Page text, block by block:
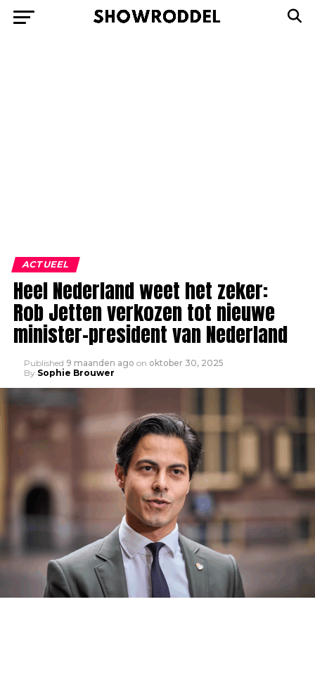
ACTUEEL
Heel Nederland weet het zeker:
Rob Jetten verkozen tot nieuwe
minister-president van Nederland
Published 9 maanden ago on oktober 30, 2025
By Sophie Brouwer